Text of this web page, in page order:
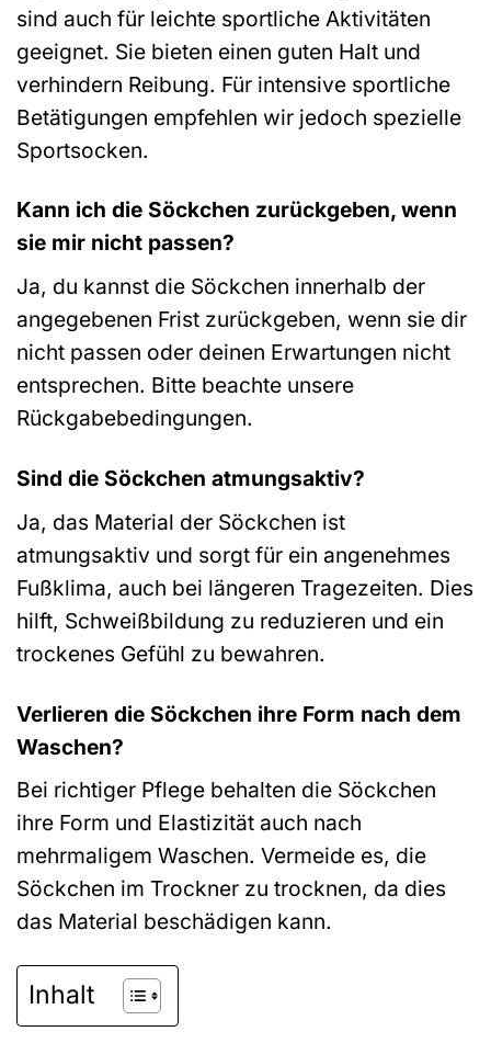
sind auch für leichte sportliche Aktivitäten
geeignet. Sie bieten einen guten Halt und
verhindern Reibung. Für intensive sportliche
Betätigungen empfehlen wir jedoch spezielle
Sportsocken.
Kann ich die Söckchen zurückgeben, wenn
sie mir nicht passen?
Ja, du kannst die Söckchen innerhalb der
angegebenen Frist zurückgeben, wenn sie dir
nicht passen oder deinen Erwartungen nicht
entsprechen. Bitte beachte unsere
Rückgabebedingungen.
Sind die Söckchen atmungsaktiv?
Ja, das Material der Söckchen ist
atmungsaktiv und sorgt für ein angenehmes
Fußklima, auch bei längeren Tragezeiten. Dies
hilft, Schweißbildung zu reduzieren und ein
trockenes Gefühl zu bewahren.
Verlieren die Söckchen ihre Form nach dem
Waschen?
Bei richtiger Pflege behalten die Söckchen
ihre Form und Elastizität auch nach
mehrmaligem Waschen. Vermeide es, die
Söckchen im Trockner zu trocknen, da dies
das Material beschädigen kann.
Inhalt